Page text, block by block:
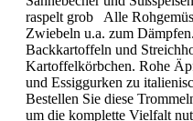
raspelt grob Alle
Zwiebeln u.a. zum
Backkartoffeln und
Kartoffelkörbchen. Rohe
und Essiggurken zu
Bestellen Sie diese
um die komplette Vielfalt